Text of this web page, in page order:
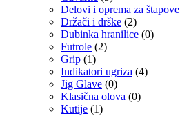
Delovi i oprema za štapove
Držači i drške (2)
Dubinka hranilice (0)
Futrole (2)
Grip (1)
Indikatori ugriza (4)
Jig Glave (0)
Klasična olova (0)
Kutije (1)